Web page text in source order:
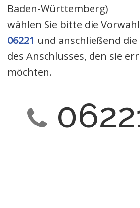
Baden-Württemberg)
wählen Sie bitte die Vorwahl
06221 und anschließend
des Anschlusses, den sie
möchten.